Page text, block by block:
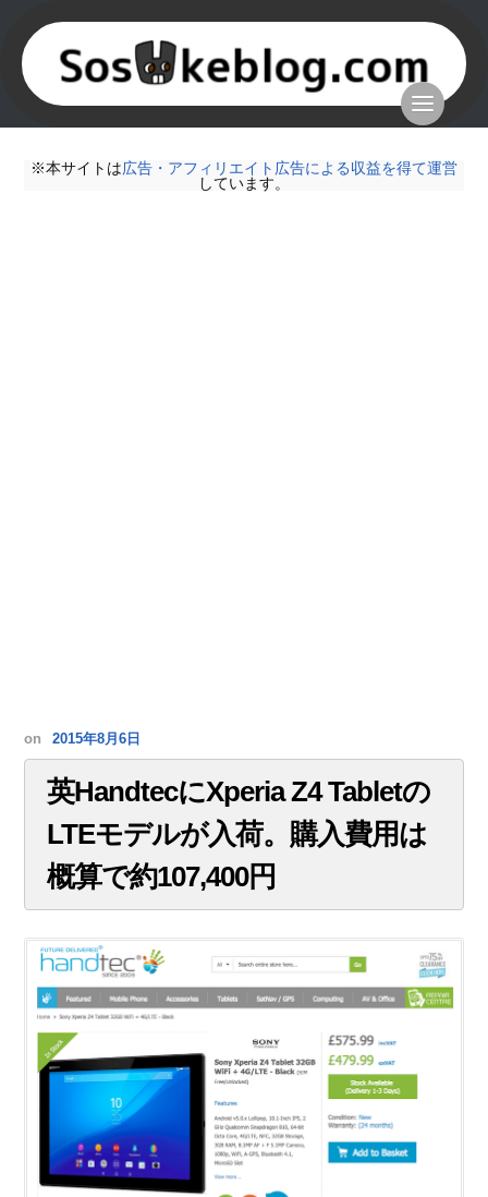
※本サイトは広告・アフィリエイト広告による収益を得て運営
しています。
on 2015年8月6日
英HandtecにXperia Z4 Tabletの
LTEモデルが入荷。購入費用は
概算で約107,400円